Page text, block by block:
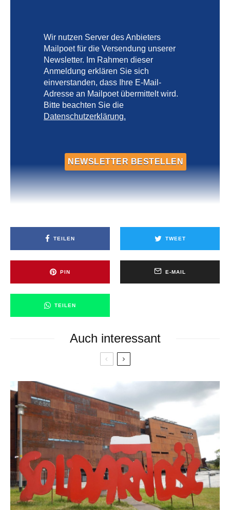
Wir nutzen Server des Anbieters
Mailpoet für die Versendung unserer
Newsletter. Im Rahmen dieser
Anmeldung erklären Sie sich
einverstanden, dass Ihre E-Mail-
Adresse an Mailpoet übermittelt wird.
Bitte beachten Sie die
Datenschutzerklärung.
TEILEN TWEET
PIN E-MAIL
TEILEN
Auch interessant